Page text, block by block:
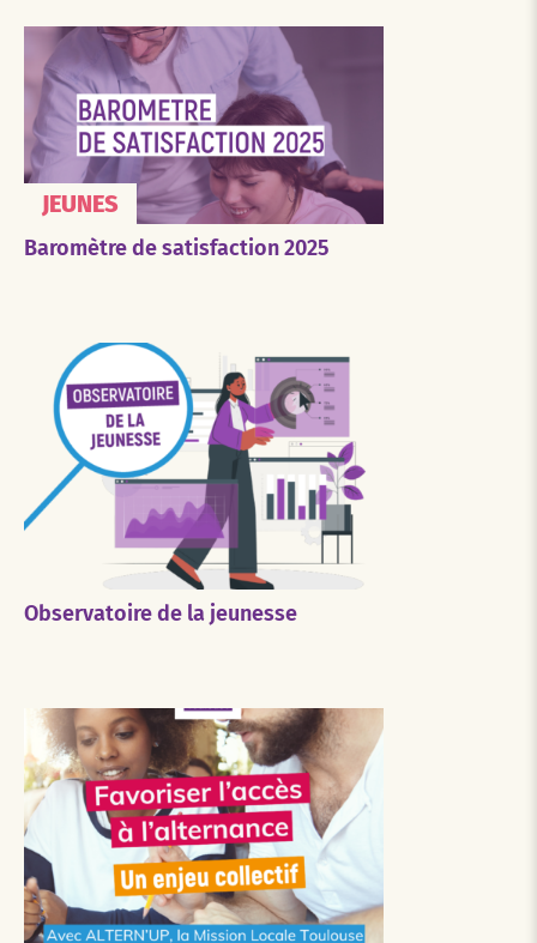
JEUNES
Baromètre de satisfaction 2025
Observatoire de la jeunesse